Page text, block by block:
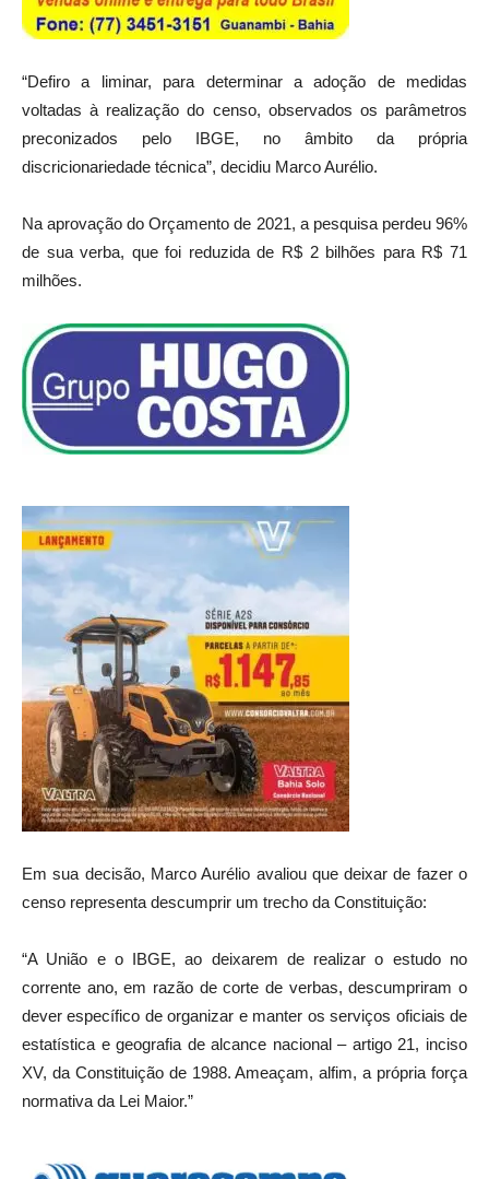
“Defiro a liminar, para determinar a adoção de medidas
voltadas à realização do censo, observados os parâmetros
preconizados pelo IBGE, no âmbito da própria
discricionariedade técnica”, decidiu Marco Aurélio.
Na aprovação do Orçamento de 2021, a pesquisa perdeu 96%
de sua verba, que foi reduzida de R$ 2 bilhões para R$ 71
milhões.
Em sua decisão, Marco Aurélio avaliou que deixar de fazer o
censo representa descumprir um trecho da Constituição:
“A União e o IBGE, ao deixarem de realizar o estudo no
corrente ano, em razão de corte de verbas, descumpriram o
dever específico de organizar e manter os serviços oficiais de
estatística e geografia de alcance nacional – artigo 21, inciso
XV, da Constituição de 1988. Ameaçam, alfim, a própria força
normativa da Lei Maior.”